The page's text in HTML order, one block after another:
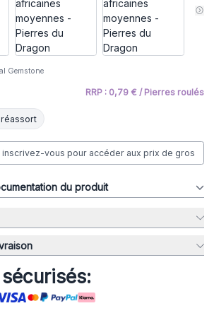
Gemstone
RRP : 0,79 € / Pierres roulés
vous pour accéder aux prix de gros
du produit